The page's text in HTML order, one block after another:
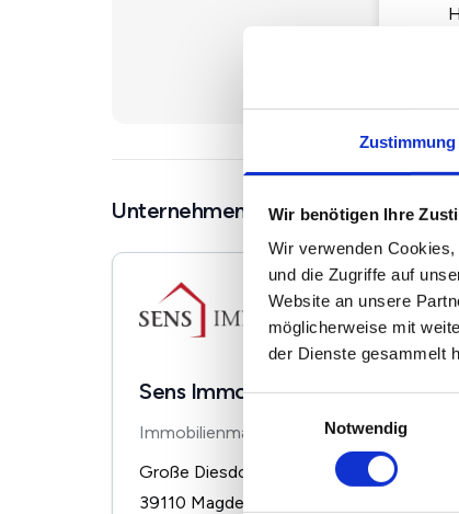
Zustimmung
Wir benötigen Ihre
Wir verwenden
und die Zugriffe auf
Website an unsere
möglicherweise mit
der Dienste gesammelt
Einwilligungsauswahl
Notwendig
Unternehmen in der Nähe
Sens Immobilien
Immobilienmakler
Große Diesdorfer Straße 64
39110 Magdeburg